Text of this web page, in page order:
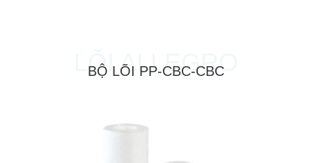
LÕI ALLEGRO
BỘ LÕI PP-CBC-CBC